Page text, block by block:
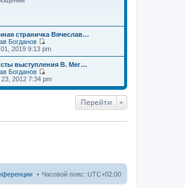
с
д
н
е
м
о
о
б
щ
страничка Вячеслав…
Богданов
П
е
р
е
й
т
и
с
м
у
с
о
2019 9:13 pm
выступления В. Мег…
Богданов
П
е
р
и
е
д
н
е
2012 7:34 pm
Перейти
Часовой пояс: UTC+02:00